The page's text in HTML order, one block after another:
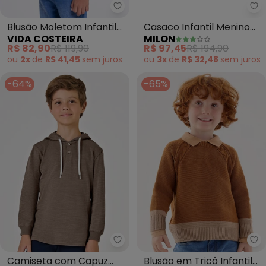
Vida Costeira - Blusão
Blusão Moletom Infantil
Pelinho (Bege)
VIDA COSTEIRA
R$ 82,90R$ 119,90
ou 2x de R$ 41,45 sem juros
Casaco Infantil Menino
Tricot (Cinza)
MILON
R$ 97,45R$ 194,90
ou 3x de R$ 32,48 sem juros
-64%
Trick Nick - Camiseta com
Camiseta com Capuz
-65%
Blusão em Tricô Infantil